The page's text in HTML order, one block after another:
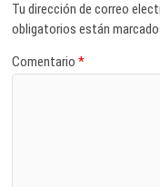
Tu dirección de correo
obligatorios están
Comentario*